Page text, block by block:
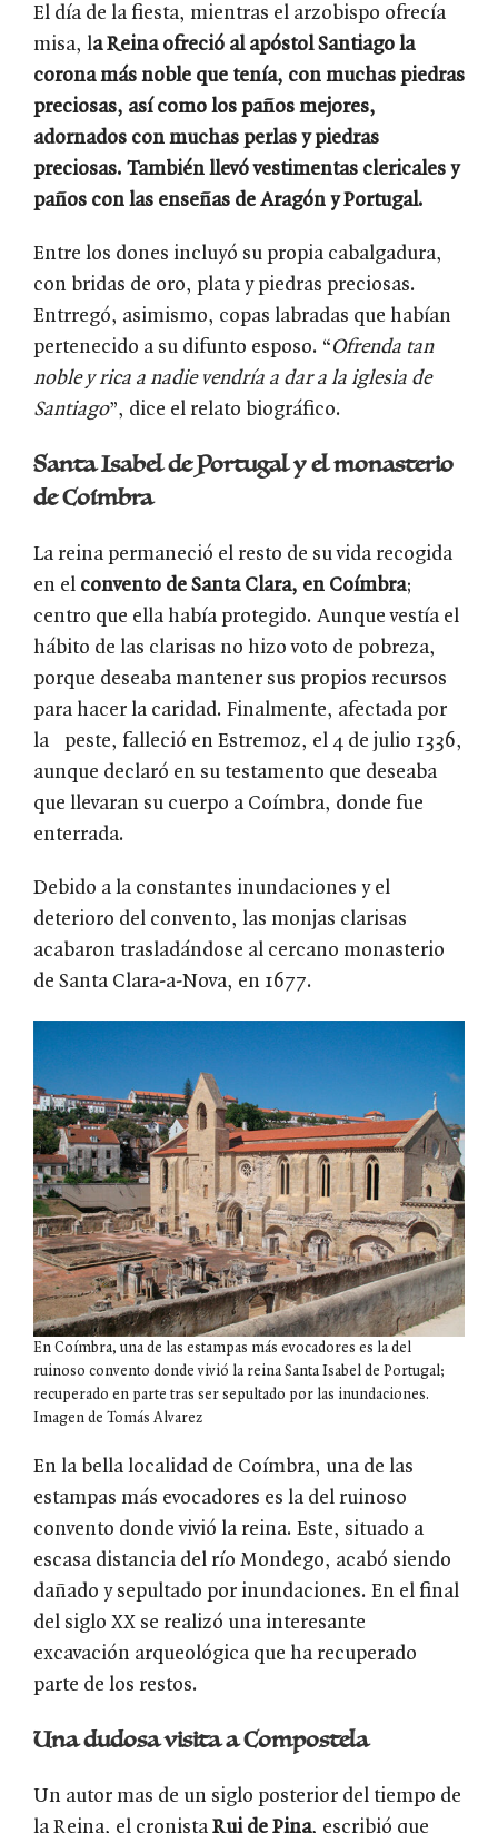
El día de la fiesta, mientras el arzobispo ofrecía
misa, la Reina ofreció al apóstol Santiago la
corona más noble que tenía, con muchas piedras
preciosas, así como los paños mejores,
adornados con muchas perlas y piedras
preciosas. También llevó vestimentas clericales y
paños con las enseñas de Aragón y Portugal.
Entre los dones incluyó su propia cabalgadura,
con bridas de oro, plata y piedras preciosas.
Entrregó, asimismo, copas labradas que habían
pertenecido a su difunto esposo. “Ofrenda tan
noble y rica a nadie vendría a dar a la iglesia de
Santiago”, dice el relato biográfico.
Santa Isabel de Portugal y el monasterio
de Coímbra
La reina permaneció el resto de su vida recogida
en el convento de Santa Clara, en Coímbra;
centro que ella había protegido. Aunque vestía el
hábito de las clarisas no hizo voto de pobreza,
porque deseaba mantener sus propios recursos
para hacer la caridad. Finalmente, afectada por
la peste, falleció en Estremoz, el 4 de julio 1336,
aunque declaró en su testamento que deseaba
que llevaran su cuerpo a Coímbra, donde fue
enterrada.
Debido a la constantes inundaciones y el
deterioro del convento, las monjas clarisas
acabaron trasladándose al cercano monasterio
de Santa Clara-a-Nova, en 1677.
En Coímbra, una de las estampas más evocadores es la del
ruinoso convento donde vivió la reina Santa Isabel de Portugal;
recuperado en parte tras ser sepultado por las inundaciones.
Imagen de Tomás Alvarez
En la bella localidad de Coímbra, una de las
estampas más evocadores es la del ruinoso
convento donde vivió la reina. Este, situado a
escasa distancia del río Mondego, acabó siendo
dañado y sepultado por inundaciones. En el final
del siglo XX se realizó una interesante
excavación arqueológica que ha recuperado
parte de los restos.
Una dudosa visita a Compostela
Un autor mas de un siglo posterior del tiempo de
la Reina, el cronista Rui de Pina, escribió que